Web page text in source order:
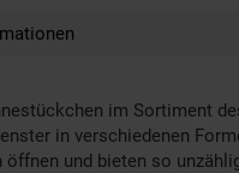
im Sortiment
in verschiedenen
und bieten so